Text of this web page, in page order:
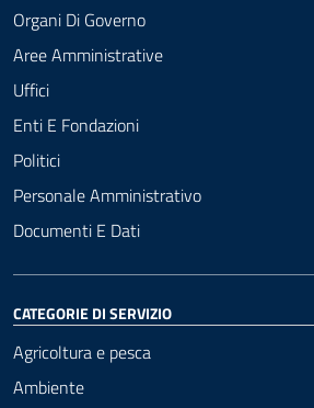
Organi Di Governo
Aree Amministrative
Uffici
Enti E Fondazioni
Politici
Personale Amministrativo
Documenti E Dati
CATEGORIE DI SERVIZIO
Agricoltura e pesca
Ambiente